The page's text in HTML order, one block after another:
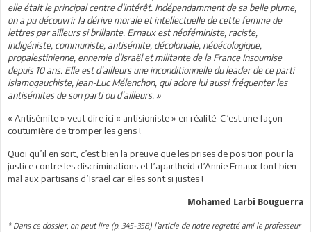
elle était le principal centre d’intérêt. Indépendamment de sa belle plume,
on a pu découvrir la dérive morale et intellectuelle de cette femme de
lettres par ailleurs si brillante. Ernaux est néoféministe, raciste,
indigéniste, communiste, antisémite, décoloniale, néoécologique,
propalestinienne, ennemie d’Israël et militante de la France Insoumise
depuis 10 ans. Elle est d’ailleurs une inconditionnelle du leader de ce parti
islamogauchiste, Jean-Luc Mélenchon, qui adore lui aussi fréquenter les
antisémites de son parti ou d’ailleurs. »
« Antisémite » veut dire ici « antisioniste » en réalité. C’est une façon
coutumière de tromper les gens !
Quoi qu’il en soit, c’est bien la preuve que les prises de position pour la
justice contre les discriminations et l’apartheid d’Annie Ernaux font bien
mal aux partisans d’Israël car elles sont si justes !
Mohamed Larbi Bouguerra
* Dans ce dossier, on peut lire (p. 345-358) l’article de notre regretté ami le professeur